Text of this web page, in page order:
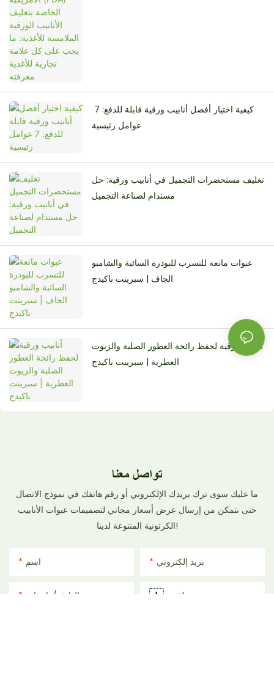
عوامل رئيسية
تغليف مستحضرات التجميل في أنابيب ورقية: حل
مستدام لصناعة التجميل
عبوات مانعة للتسرب للبودرة السائبة والشامبو
الجاف | سبرينت باكيدج
أنابيب ورقية لحفظ رائحة العطور الصلبة والزيوت
العطرية | سبرينت باكيدج
تواصل معنا
ما عليك سوى ترك بريدك الإلكتروني أو رقم هاتفك في نموذج الاتصال
حتى نتمكن من إرسال عرض أسعار مجاني لتصميمات عبوات الأنابيب
الكرتونية المتنوعة لدينا!
اسم بريد إلكتروني
الهاتف/واتساب ملف